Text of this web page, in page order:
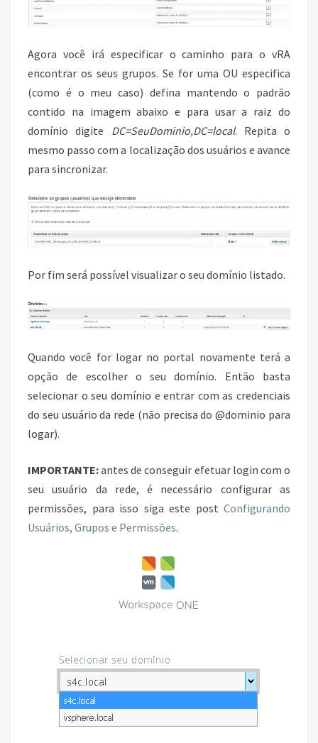
Agora você irá especificar o caminho para o vRA
encontrar os seus grupos. Se for uma OU especifica
(como é o meu caso) defina mantendo o padrão
contido na imagem abaixo e para usar a raiz do
domínio digite DC=SeuDominio,DC=local. Repita o
mesmo passo com a localização dos usuários e avance
para sincronizar.
Por fim será possível visualizar o seu domínio listado.
Quando você for logar no portal novamente terá a
opção de escolher o seu domínio. Então basta
selecionar o seu domínio e entrar com as credenciais
do seu usuário da rede (não precisa do @dominio para
logar).
IMPORTANTE:antes de conseguir efetuar login com o
seu usuário da rede, é necessário configurar as
permissões, para isso siga este post Configurando
Usuários, Grupos e Permissões.